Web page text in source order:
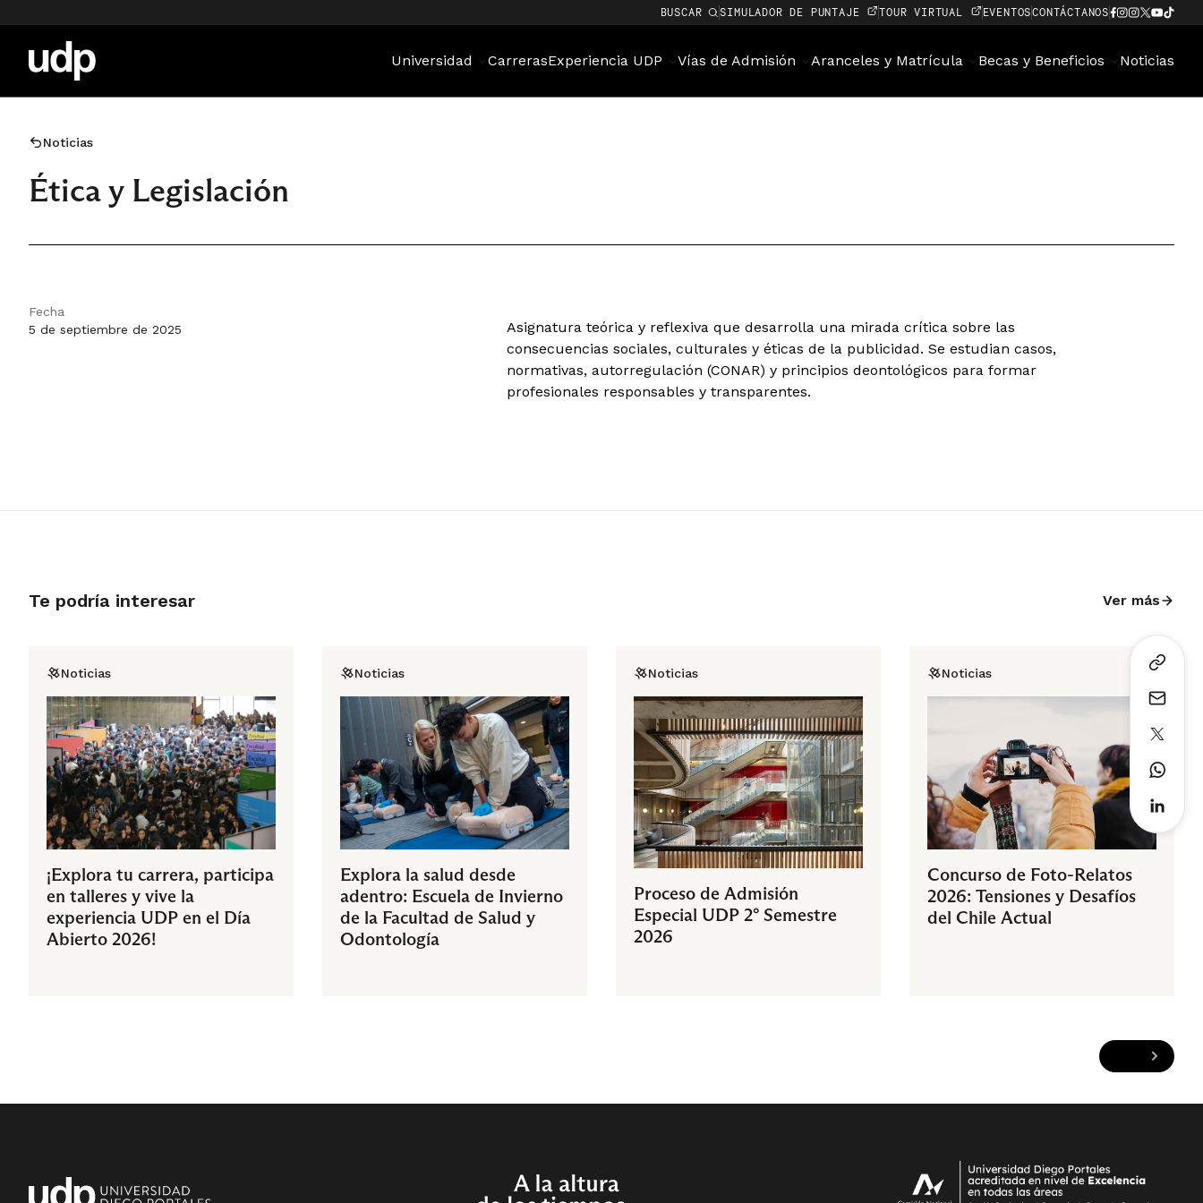
BUSCAR SIMULADOR DE PUNTAJE TOUR VIRTUAL EVENTOSCONTÁCTANOS
Universidad CarrerasExperiencia UDP Vías de Admisión Aranceles y Matrícula Becas y Beneficios Noticias
Noticias
Ética y Legislación
Fecha
5 de septiembre de 2025
Asignatura teórica y reflexiva que desarrolla una mirada crítica sobre las
consecuencias sociales, culturales y éticas de la publicidad. Se estudian casos,
normativas, autorregulación (CONAR) y principios deontológicos para formar
profesionales responsables y transparentes.
Te podría interesar Ver más
Noticias
¡Explora tu carrera, participa
en talleres y vive la
experiencia UDP en el Día
Abierto 2026!
Noticias
Explora la salud desde
adentro: Escuela de Invierno
de la Facultad de Salud y
Odontología
Noticias
Proceso de Admisión
Especial UDP 2° Semestre
2026
Noticias
Concurso de Foto-Relatos
2026: Tensiones y Desafíos
del Chile Actual